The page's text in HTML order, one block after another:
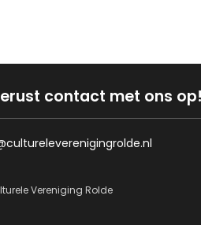
contact met ons op!
Vereniging Rolde